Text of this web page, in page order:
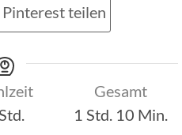
Pinterest teilen
Stunde
Std.
Gesamt
1 Stunde
Std. 10 Min.